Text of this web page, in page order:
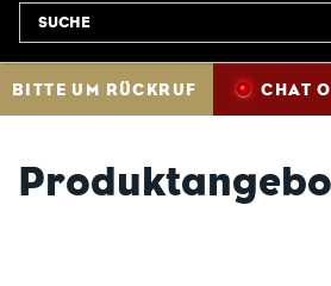
BITTE UM RÜCKRUF CHAT